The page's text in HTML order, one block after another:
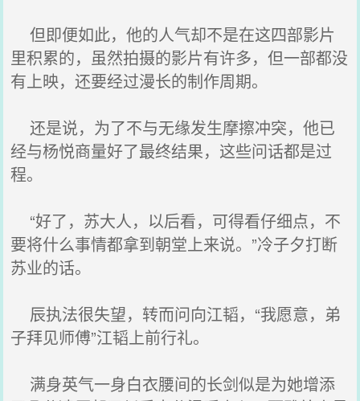
但即便如此，他的人气却不是在这四部影片
里积累的，虽然拍摄的影片有许多，但一部都没
有上映，还要经过漫长的制作周期。
还是说，为了不与无缘发生摩擦冲突，他已
经与杨悦商量好了最终结果，这些问话都是过
程。
“好了，苏大人，以后看，可得看仔细点，不
要将什么事情都拿到朝堂上来说。”冷子夕打断
苏业的话。
辰执法很失望，转而问向江韬，“我愿意，弟
子拜见师傅”江韬上前行礼。
满身英气一身白衣腰间的长剑似是为她增添